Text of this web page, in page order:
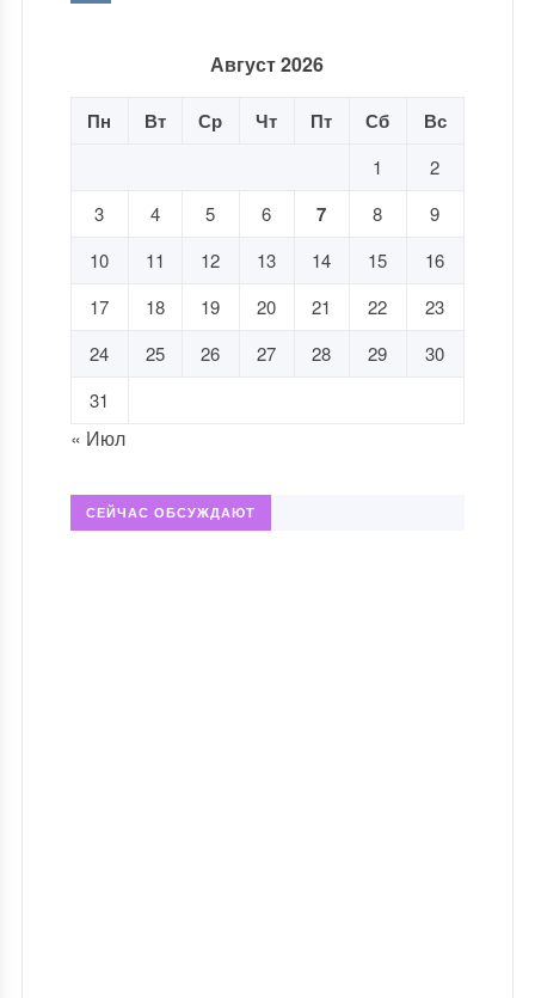
Август 2026
Пн Вт Ср Чт Пт Сб Вс
1
2
3
4 5 6 7 8
9
10
11 12 13 14 15
16
17
18 19 20 21 22
23
24
25 26 27 28 29
30
31
« Июл
СЕЙЧАС ОБСУЖДАЮТ